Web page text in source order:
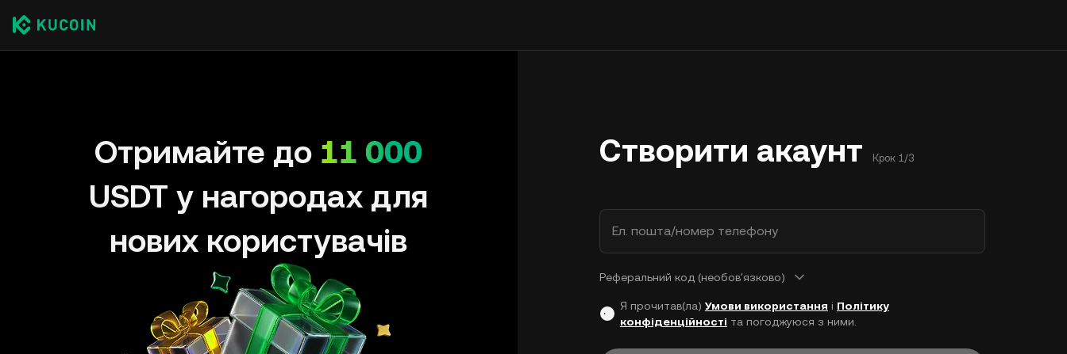
Отримайте до 11 000
USDT у нагородах для
нових користувачів
Створити акаунт Крок 1/3
Ел. пошта/номер телефону
Реферальний код (необовʼязково)
Я прочитав(ла) Умови використання і Політику
конфіденційності та погоджуюся з ними.